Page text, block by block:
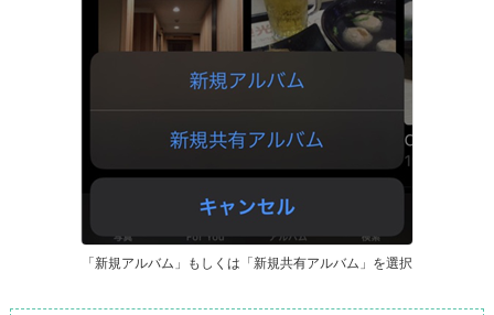
「新規アルバム」もしくは「新規共有アルバム」を選択